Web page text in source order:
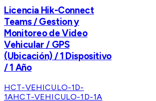
Licencia Hik-Connect
Teams / Gestion y
Monitoreo de Video
Vehicular / GPS
(Ubicación) / 1 Dispositivo
/ 1 Año
HCT-VEHICULO-1D-
1AHCT-VEHICULO-1D-1A